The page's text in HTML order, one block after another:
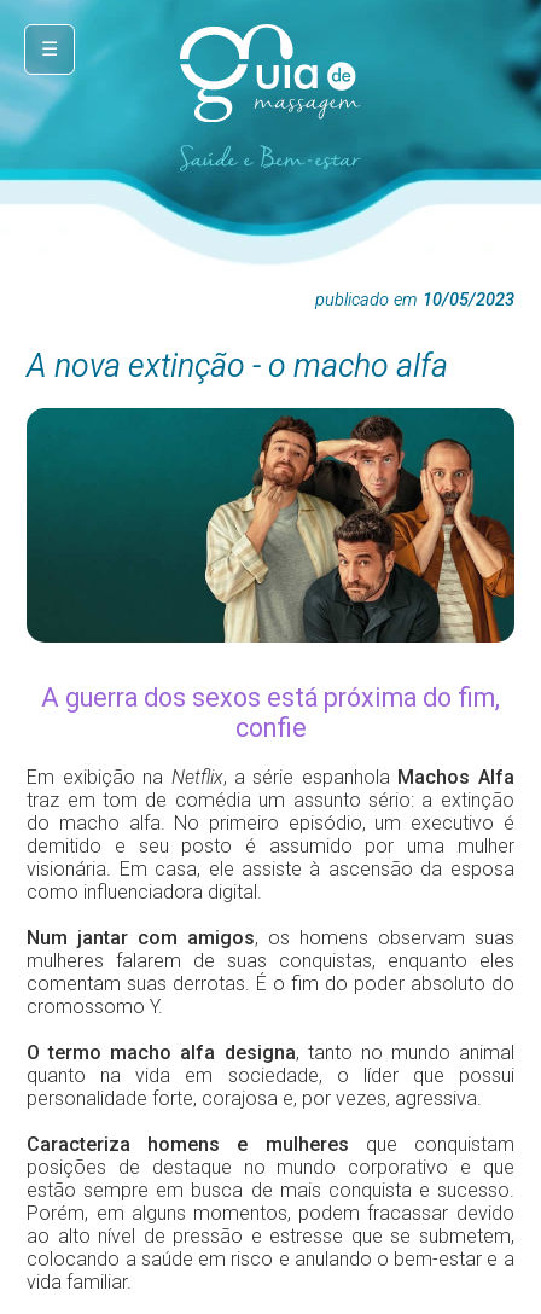
☰
publicado em 10/05/2023
A nova extinção - o macho alfa
A guerra dos sexos está próxima do fim,
confie
Em exibição na Netflix, a série espanhola Machos Alfa
traz em tom de comédia um assunto sério: a extinção
do macho alfa. No primeiro episódio, um executivo é
demitido e seu posto é assumido por uma mulher
visionária. Em casa, ele assiste à ascensão da esposa
como influenciadora digital.
Num jantar com amigos, os homens observam suas
mulheres falarem de suas conquistas, enquanto eles
comentam suas derrotas. É o fim do poder absoluto do
cromossomo Y.
O termo macho alfa designa, tanto no mundo animal
quanto na vida em sociedade, o líder que possui
personalidade forte, corajosa e, por vezes, agressiva.
Caracteriza homens e mulheres que conquistam
posições de destaque no mundo corporativo e que
estão sempre em busca de mais conquista e sucesso.
Porém, em alguns momentos, podem fracassar devido
ao alto nível de pressão e estresse que se submetem,
colocando a saúde em risco e anulando o bem-estar e a
vida familiar.